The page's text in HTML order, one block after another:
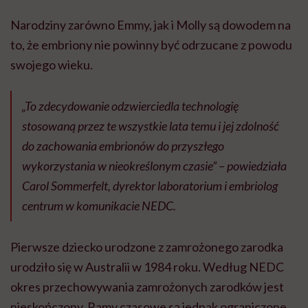
Narodziny zarówno Emmy, jak i Molly są dowodem na
to, że embriony nie powinny być odrzucane z powodu
swojego wieku.
„To zdecydowanie odzwierciedla technologię
stosowaną przez te wszystkie lata temu i jej zdolność
do zachowania embrionów do przyszłego
wykorzystania w nieokreślonym czasie” – powiedziała
Carol Sommerfelt, dyrektor laboratorium i embriolog
centrum w komunikacie NEDC.
Pierwsze dziecko urodzone z zamrożonego zarodka
urodziło się w Australii w 1984 roku. Według NEDC
okres przechowywania zamrożonych zarodków jest